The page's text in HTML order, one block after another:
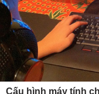
Cấu hình máy tính